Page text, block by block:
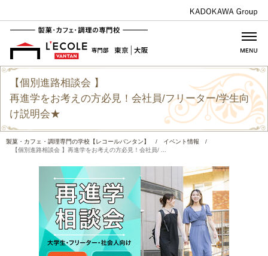
【個別進路相談会 】
再進学をお考えの方必見！会社員/フリーター/学生向
け説明会★
製菓・カフェ・調理専門の学校【レコールバンタン】 / イベント情報
/
【個別進路相談会 】再進学をお考えの方必見！会社員/ ...